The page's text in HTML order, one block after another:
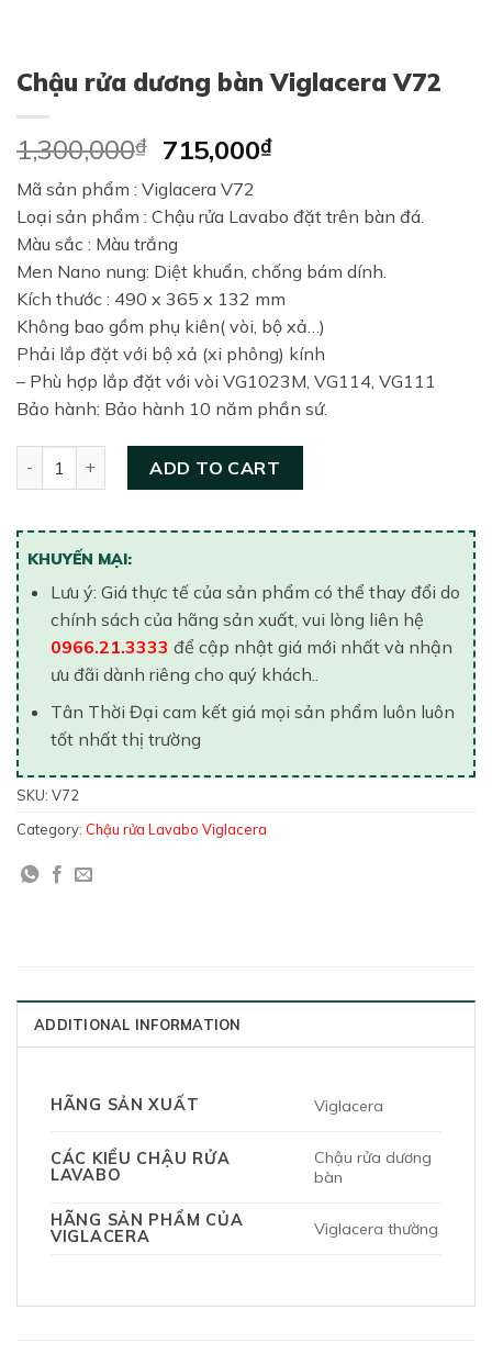
Chậu rửa dương bàn Viglacera V72
1,300,000₫
Original
price
was:
1,300,000₫.
715,000₫Current
715,000₫.
Mã sản phẩm : Viglacera V72
Loại sản phẩm : Chậu rửa Lavabo đặt trên bàn đá.
Màu sắc : Màu trắng
Men Nano nung: Diệt khuẩn, chống bám dính.
Kích thước : 490 x 365 x 132 mm
Không bao gồm phụ kiên( vòi, bộ xả…)
Phải lắp đặt với bộ xả (xi phông) kính
– Phù hợp lắp đặt với vòi VG1023M, VG114, VG111
Bảo hành: Bảo hành 10 năm phần sứ.
ADD TO CART
KHUYẾN MẠI:
Lưu ý: Giá thực tế của sản phẩm có thể thay đổi do
chính sách của hãng sản xuất, vui lòng liên hệ
0966.21.3333 để cập nhật giá mới nhất và nhận
ưu đãi dành riêng cho quý khách..
Tân Thời Đại cam kết giá mọi sản phẩm luôn luôn
tốt nhất thị trường
SKU: V72
Category: Chậu rửa Lavabo Viglacera
ADDITIONAL INFORMATION
HÃNG SẢN XUẤT Viglacera
CÁC KIỂU CHẬU RỬA
LAVABO
Chậu rửa dương
bàn
HÃNG SẢN PHẨM CỦA
VIGLACERA
Viglacera thường